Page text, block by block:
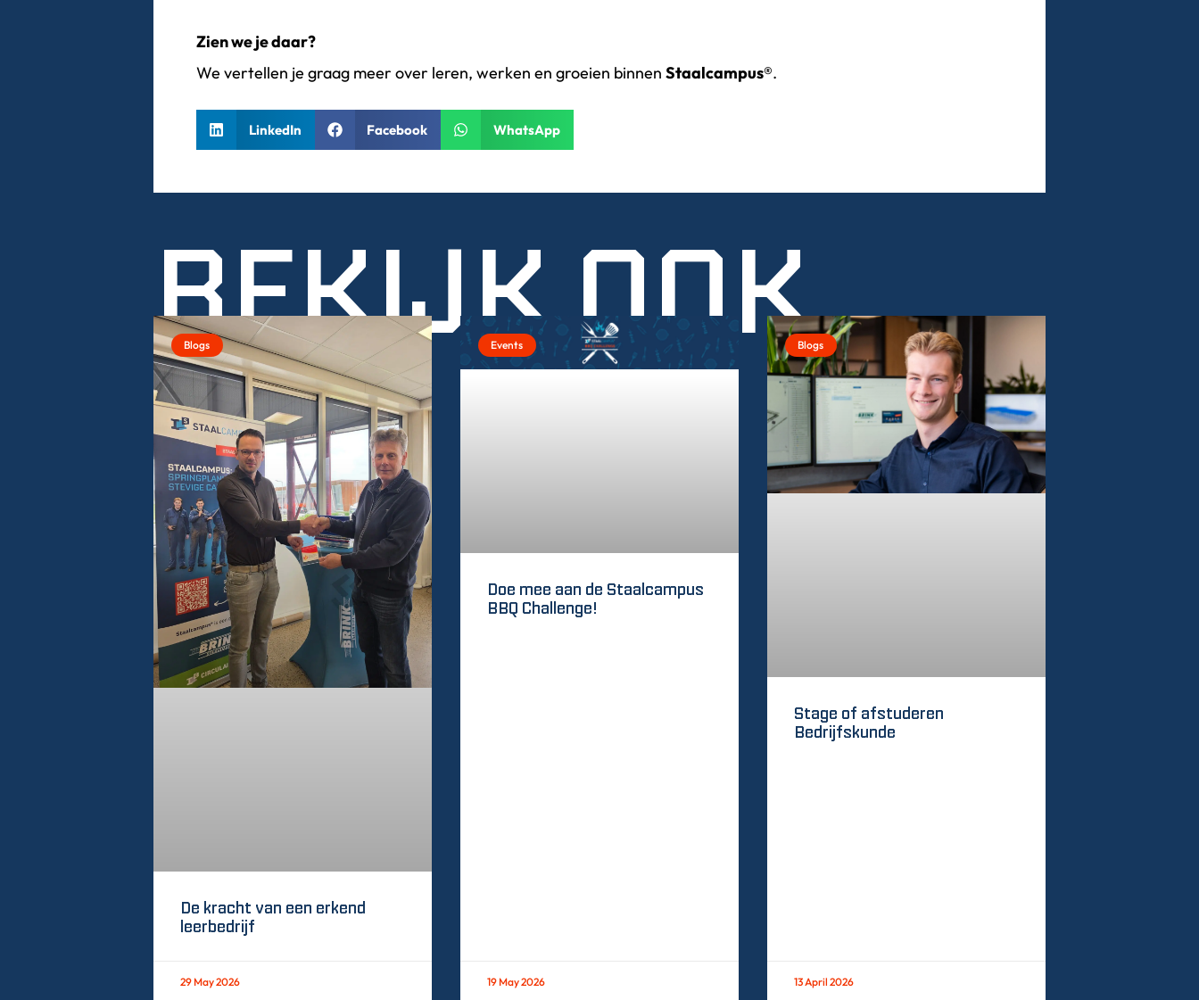
Zien we je daar?
We vertellen je graag meer over leren, werken en groeien binnen Staalcampus®.
LinkedIn Facebook WhatsApp
BEKIJK OOK
Blogs
De kracht van een erkend
leerbedrijf
29 May 2026
Events
Doe mee aan de Staalcampus
BBQ Challenge!
19 May 2026
Blogs
Stage of afstuderen
Bedrijfskunde
13 April 2026